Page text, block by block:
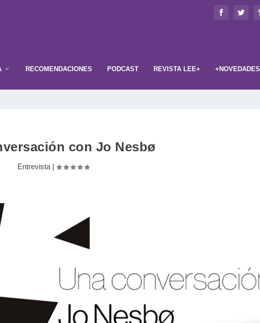
RECOMENDACIONES PODCAST REVISTA LEE+ +NOVEDADES
con Jo Nesbø
Entrevista |